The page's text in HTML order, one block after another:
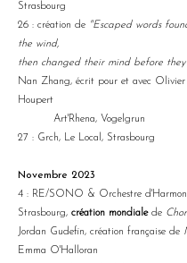
Strasbourg
26 : création de "Escaped words
the wind,
then changed their mind before
Nan Zhang, écrit pour et avec Olivier
Houpert
Art'Rhena, Vogelgrun
27 : Grch, Le Local, Strasbourg
Novembre 2023
4 : RE/SONO & Orchestre
Strasbourg, création mondiale de
Jordan Gudefin, création française de
Emma O'Halloran